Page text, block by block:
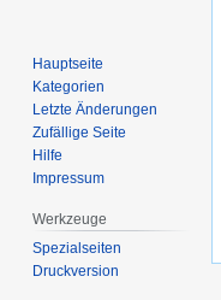
Hauptseite
Kategorien
Letzte Änderungen
Zufällige Seite
Hilfe
Impressum
Werkzeuge
Spezialseiten
Druckversion